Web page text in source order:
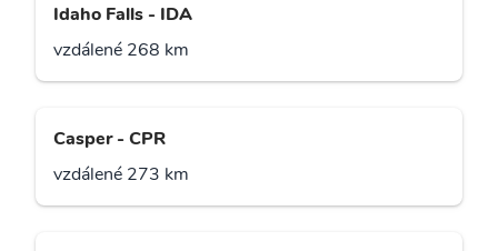
Idaho Falls - IDA
vzdálené 268 km
Casper - CPR
vzdálené 273 km